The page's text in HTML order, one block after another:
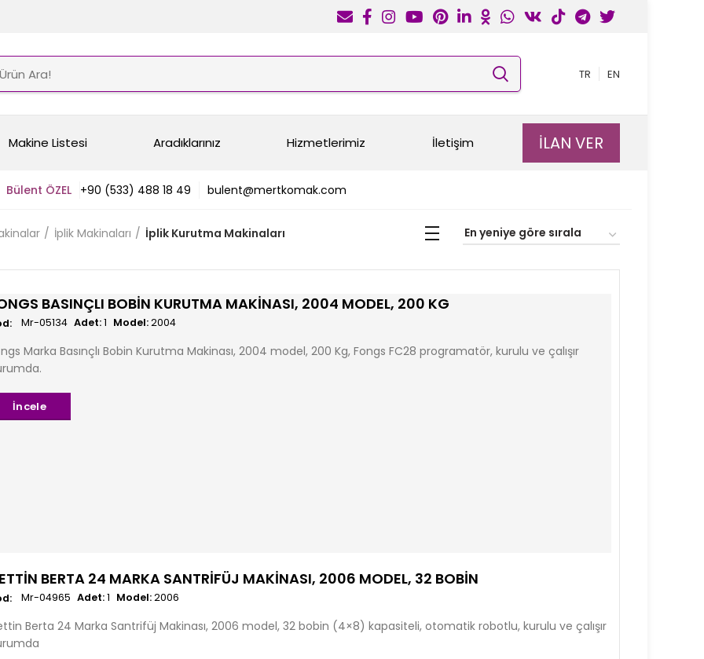
TR EN
Makine Listesi Aradıklarınız Hizmetlerimiz İletişim İLAN VER
Bülent ÖZEL +90 (533) 488 18 49 bulent@mertkomak.com
İplik Makinaları İplik Kurutma Makinaları
BASINÇLI BOBIN KURUTMA MAKINASI, 2004 MODEL, 200 KG
Adet:1 Model:2004
Mr-05134
Marka Basınçlı Bobin Kurutma Makinası, 2004 model, 200 Kg, Fongs FC28 programatör, kurulu ve çalışır
İncele
BERTA 24 MARKA SANTRIFÜJ MAKINASI, 2006 MODEL, 32 BOBIN
Adet:1 Model:2006
Mr-04965
Berta 24 Marka Santrifüj Makinası, 2006 model, 32 bobin (4×8) kapasiteli, otomatik robotlu, kurulu ve çalışır